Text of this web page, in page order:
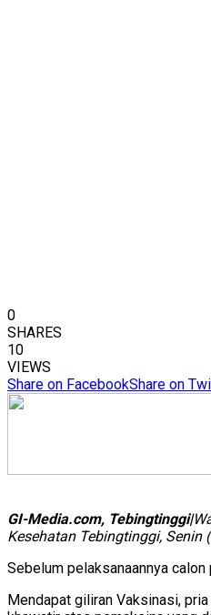
0
SHARES
10
VIEWS
Share on FacebookShare on
GI-Media.com, Tebingtinggi|
Kesehatan Tebingtinggi, Senin
Sebelum pelaksanaannya
Mendapat giliran Vaksinasi,